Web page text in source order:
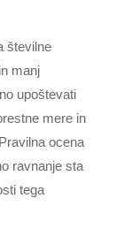
številne
manj
upoštevati
mere in
ocena
ravnanje sta
tega